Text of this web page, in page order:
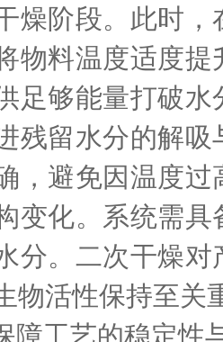
燥阶段。此时
物料温度适度
足够能量打破
残留水分的解
，避免因温度
变化。系统需
分。二次干燥
物活性保持至关
工艺的稳定性